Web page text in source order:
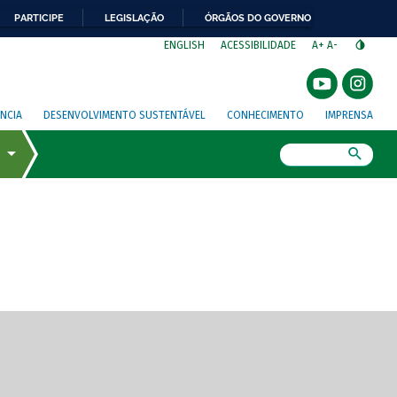
PARTICIPE LEGISLAÇÃO ÓRGÃOS DO GOVERNO
ENGLISH ACESSIBILIDADE A+ A-
DESENVOLVIMENTO SUSTENTÁVEL CONHECIMENTO IMPRENSA
de tela